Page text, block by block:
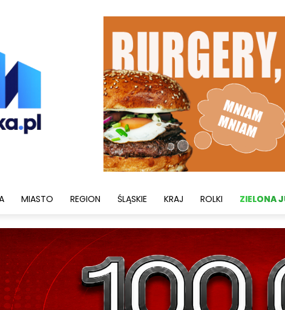
MIASTO REGION ŚLĄSKIE KRAJ ROLKI ZIELONA